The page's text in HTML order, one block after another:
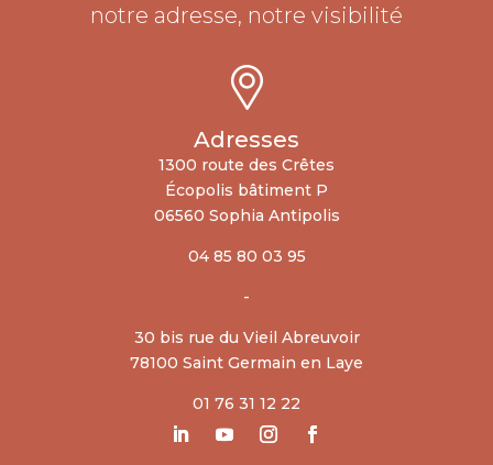
notre adresse, notre visibilité
Adresses
1300 route des Crêtes
Écopolis bâtiment P
06560 Sophia Antipolis
04 85 80 03 95
-
30 bis rue du Vieil Abreuvoir
78100 Saint Germain en Laye
01 76 31 12 22